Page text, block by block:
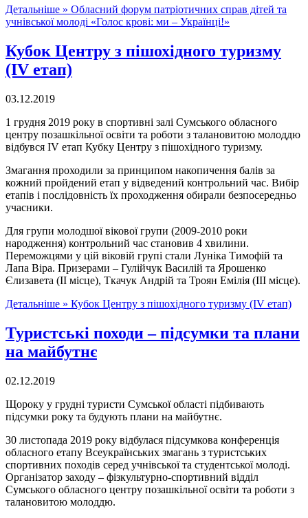
Детальніше » Обласний форум патріотичних справ дітей та
учнівської молоді «Голос крові: ми – Українці!»
Кубок Центру з пішохідного туризму
(ІV етап)
03.12.2019
1 грудня 2019 року в спортивні залі Сумського обласного
центру позашкільної освіти та роботи з талановитою молоддю
відбувся ІV етап Кубку Центру з пішохідного туризму.
Змагання проходили за принципом накопичення балів за
кожний пройдений етап у відведений контрольний час. Вибір
етапів і послідовність їх проходження обирали безпосередньо
учасники.
Для групи молодшої вікової групи (2009-2010 роки
народження) контрольний час становив 4 хвилини.
Переможцями у цій віковій групі стали Луніка Тимофій та
Лапа Віра. Призерами – Гулійчук Василій та Ярошенко
Єлизавета (ІІ місце), Ткачук Андрій та Троян Емілія (ІІІ місце).
Детальніше » Кубок Центру з пішохідного туризму (ІV етап)
Туристські походи – підсумки та плани
на майбутнє
02.12.2019
Щороку у грудні туристи Сумської області підбивають
підсумки року та будують плани на майбутнє.
30 листопада 2019 року відбулася підсумкова конференція
обласного етапу Всеукраїнських змагань з туристських
спортивних походів серед учнівської та студентської молоді.
Організатор заходу – фізкультурно-спортивний відділ
Сумського обласного центру позашкільної освіти та роботи з
талановитою молоддю.